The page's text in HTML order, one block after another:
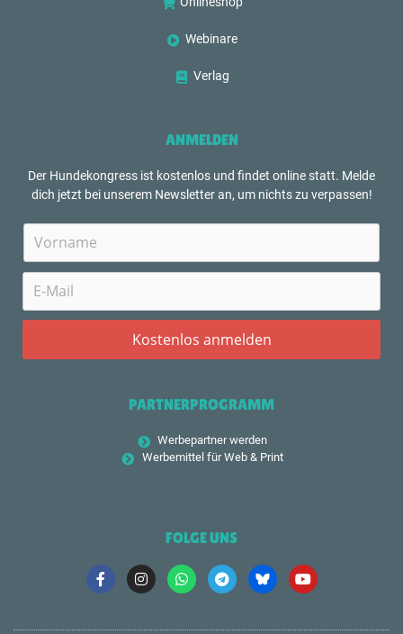
Webinare
Verlag
ANMELDEN
Der Hundekongress ist kostenlos und findet online statt. Melde
dich jetzt bei unserem Newsletter an, um nichts zu verpassen!
PARTNERPROGRAMM
Werbepartner werden
Werbemittel für Web & Print
FOLGE UNS